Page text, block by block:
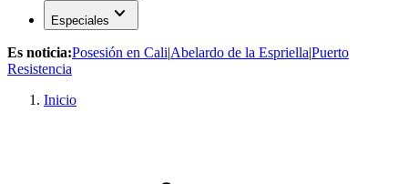
Especiales expand_more
Es noticia:Posesión en Cali|Abelardo de la Espriella|Puerto
Resistencia
Inicio